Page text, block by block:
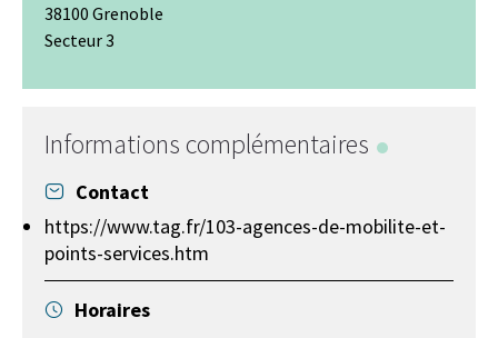
38100 Grenoble
Secteur 3
−
Informations complémentaires
Contact
https://www.tag.fr/103-agences-de-mobilite-et-
points-services.htm
Horaires